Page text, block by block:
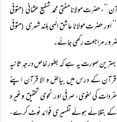
‘‘، حضرت مولانا مفتی محمد شفیع عثمانی(متوفی
(متوفی
کی ضرور مراجعت رکھی جائے۔
صورت یہ ہے کہ بطورِ خاص درجہ ثانیہ
قرآن کے درس میں بیاض و الا قرآن اپنے
کی لغوی، صرفی اور نحوی تحقیق وغیرہ
بتلائے ہوئے تفسیری فوائد نوٹ کرے،